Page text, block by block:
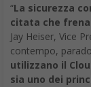
“La sicurezza
citata che frena
Jay Heiser, Vice
contempo,
utilizzano il
sia uno dei